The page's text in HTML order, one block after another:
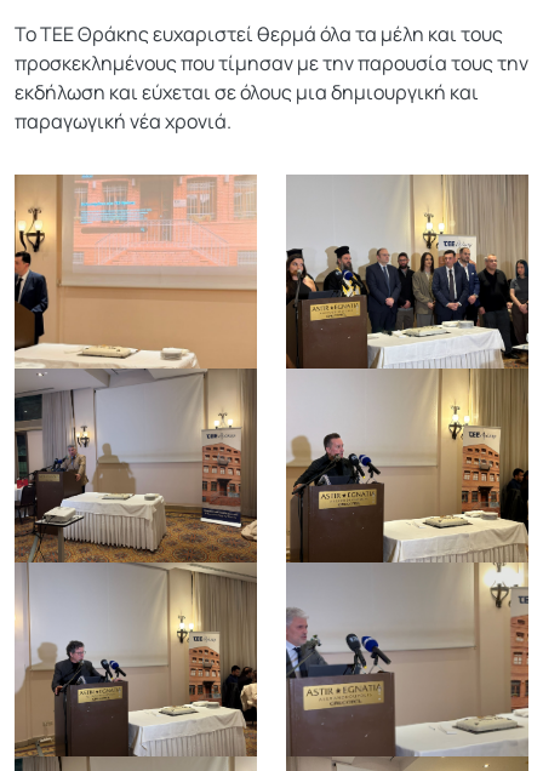
Το ΤΕΕ Θράκης ευχαριστεί θερμά όλα τα μέλη και τους
προσκεκλημένους που τίμησαν με την παρουσία τους την
εκδήλωση και εύχεται σε όλους μια δημιουργική και
παραγωγική νέα χρονιά.